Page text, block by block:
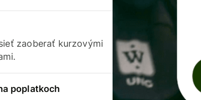
zaoberať kurzovými
poplatkoch